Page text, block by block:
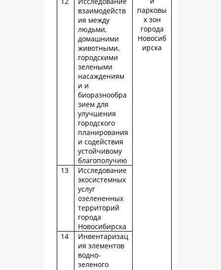
парковы
х зон
города
Новосиб
ирска
взаимодейств
ия между
людьми,
домашними
животными,
городскими
зелеными
насаждениям
и и
биоразнообра
зием для
улучшения
городского
планирования
и содействия
устойчивому
благополучию
13
Исследование
экосистемных
услуг
озелененных
территорий
города
Новосибирска
14
Инвентаризац
ия элементов
водно-
зеленого